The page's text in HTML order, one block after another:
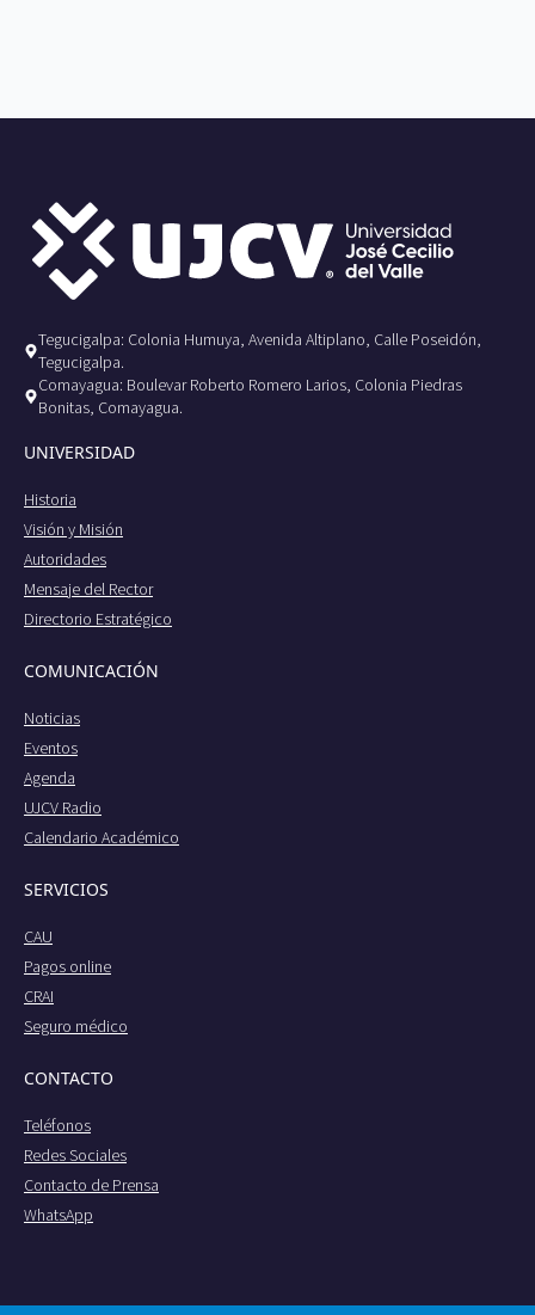
Tegucigalpa: Colonia Humuya, Avenida Altiplano, Calle Poseidón,
Tegucigalpa.
Comayagua: Boulevar Roberto Romero Larios, Colonia Piedras
Bonitas, Comayagua.
UNIVERSIDAD
Historia
Visión y Misión
Autoridades
Mensaje del Rector
Directorio Estratégico
COMUNICACIÓN
Noticias
Eventos
Agenda
UJCV Radio
Calendario Académico
SERVICIOS
CAU
Pagos online
CRAI
Seguro médico
CONTACTO
Teléfonos
Redes Sociales
Contacto de Prensa
WhatsApp